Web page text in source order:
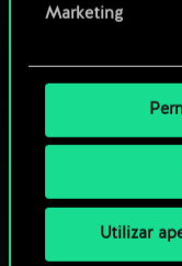
Marketing
Utilizar